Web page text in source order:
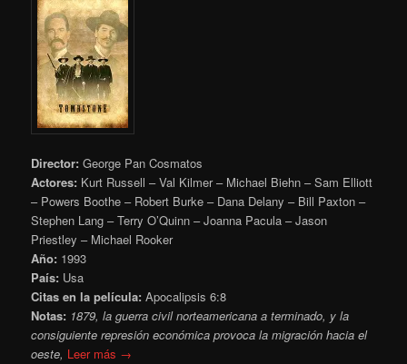
Director: George Pan Cosmatos
Actores: Kurt Russell – Val Kilmer – Michael Biehn – Sam Elliott
– Powers Boothe – Robert Burke – Dana Delany – Bill Paxton –
Stephen Lang – Terry O’Quinn – Joanna Pacula – Jason
Priestley – Michael Rooker
Año: 1993
País: Usa
Citas en la película: Apocalipsis 6:8
Notas: 1879, la guerra civil norteamericana a terminado, y la
consiguiente represión económica provoca la migración hacia el
oeste, Leer más →